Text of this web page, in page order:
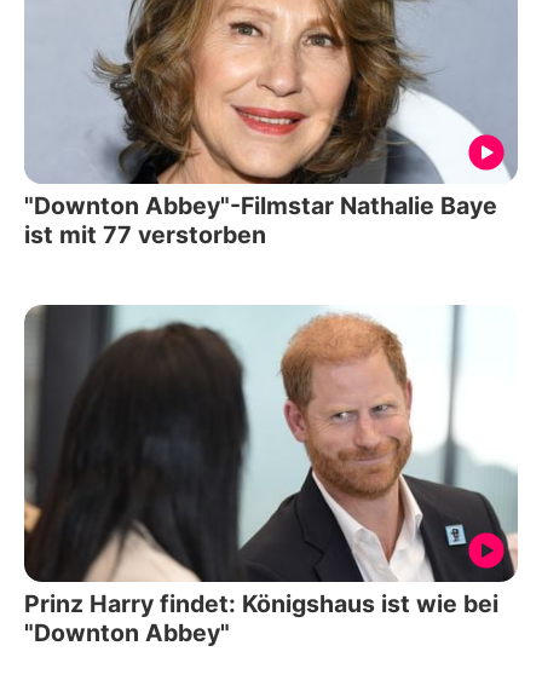
"Downton Abbey"-Filmstar Nathalie Baye
ist mit 77 verstorben
Prinz Harry findet: Königshaus ist wie bei
"Downton Abbey"